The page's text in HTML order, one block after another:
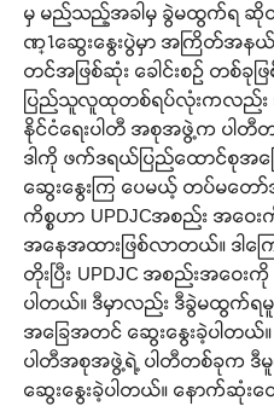
မှ မည်သည့်အခါမှ ခွဲမထွက်ရ ဆို
ဏ္႑ဆွေးနွေးပွဲမှာ အကြိတ်အန
တင်အဖြစ်ဆုံး ခေါင်းစဉ် တစ်ခုဖ
ပြည်သူလူထုတစ်ရပ်လုံးကလည်း ဒ
နိုင်ငံရေးပါတီ အစုအဖွဲ့က ပါတီ
ဒါကို ဖက်ဒရယ်ပြည်ထောင်စုအ
ဆွေးနွေးကြ ပေမယ့် တပ်မ
ကိစ္စဟာ UPDJCအစည်း အဝ
အနေအထားဖြစ်လာတယ်။ ဒါ
တိုးပြီး UPDJC အစည်းအဝေး
ပါတယ်။ ဒီမှာလည်း ဒီခွဲမထွ
အခြေအတင် ဆွေးနွေးခဲ့ပါတယ်။
ပါတီအစုအဖွဲ့ရဲ့ ပါတီတစ်ခုက ဒီမူ
ဆွေးနွေးခဲ့ပါတယ်။ နောက်ဆုံး